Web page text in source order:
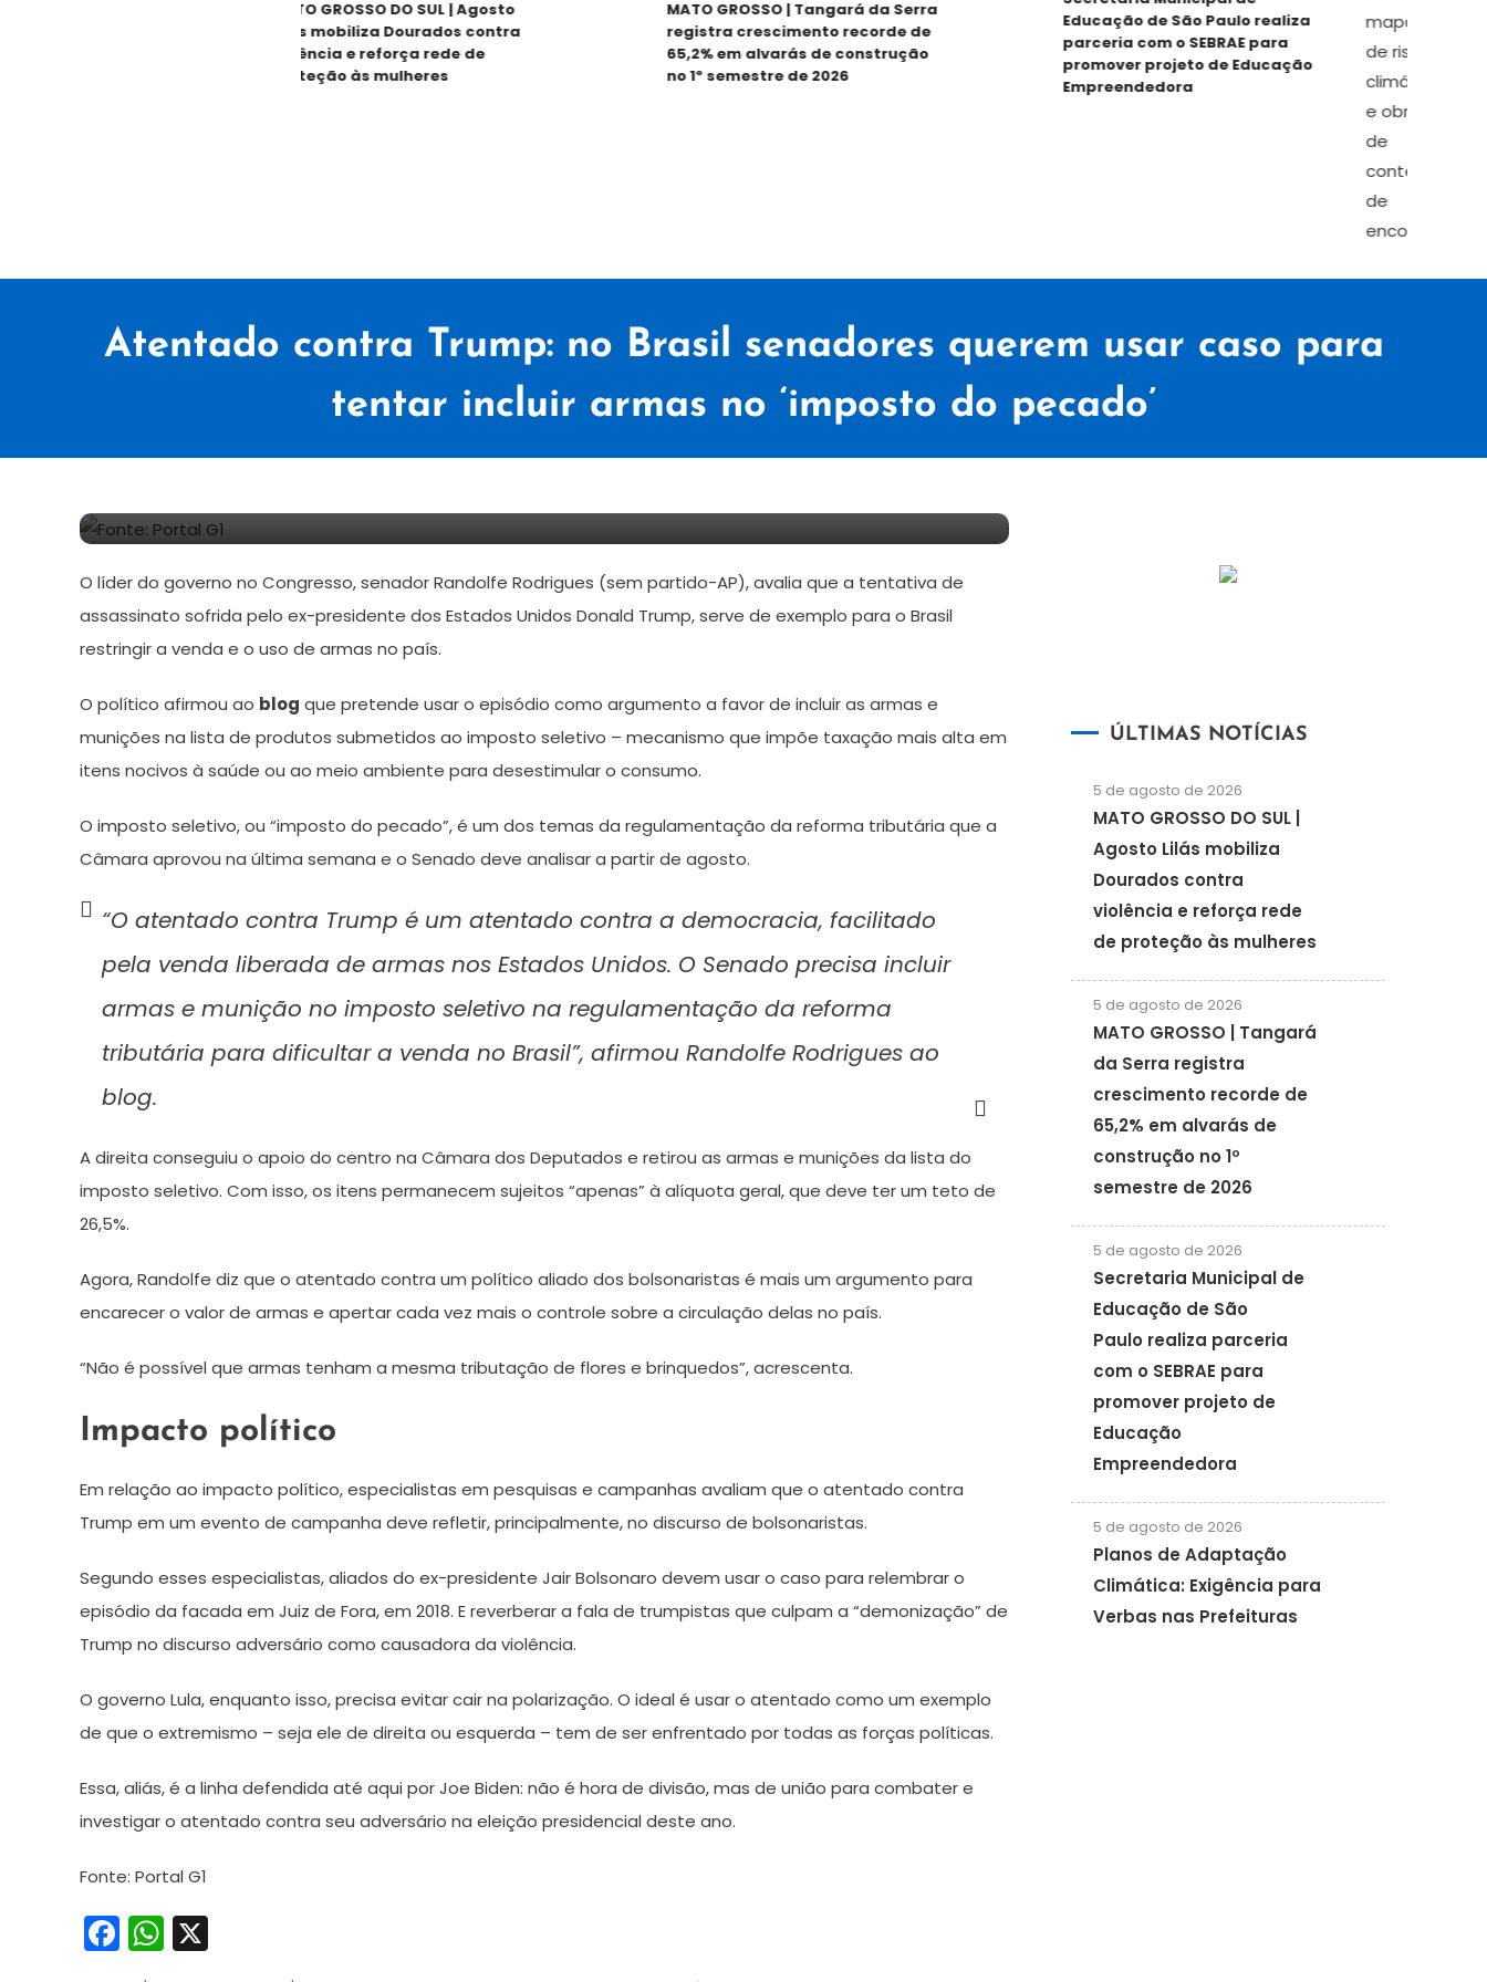
MATO GROSSO DO SUL | Agosto
Lilás mobiliza Dourados contra
violência e reforça rede de
proteção às mulheres
MATO GROSSO | Tangará da Serra
registra crescimento recorde de
65,2% em alvarás de construção
no 1º semestre de 2026
Educação de São Paulo realiza
parceria com o SEBRAE para
promover projeto de Educação
Empreendedora
Atentado contra Trump: no Brasil senadores querem usar caso para
tentar incluir armas no ‘imposto do pecado’
16
julho
de
2024
Redação
O líder do governo no Congresso, senador Randolfe Rodrigues (sem partido-AP), avalia que a tentativa de
assassinato sofrida pelo ex-presidente dos Estados Unidos Donald Trump, serve de exemplo para o Brasil
restringir a venda e o uso de armas no país.
O político afirmou ao blog que pretende usar o episódio como argumento a favor de incluir as armas e
munições na lista de produtos submetidos ao imposto seletivo – mecanismo que impõe taxação mais alta em
itens nocivos à saúde ou ao meio ambiente para desestimular o consumo.
O imposto seletivo, ou “imposto do pecado”, é um dos temas da regulamentação da reforma tributária que a
Câmara aprovou na última semana e o Senado deve analisar a partir de agosto.
“O atentado contra Trump é um atentado contra a democracia, facilitado
pela venda liberada de armas nos Estados Unidos. O Senado precisa incluir
armas e munição no imposto seletivo na regulamentação da reforma
tributária para dificultar a venda no Brasil”, afirmou Randolfe Rodrigues ao
blog.
A direita conseguiu o apoio do centro na Câmara dos Deputados e retirou as armas e munições da lista do
imposto seletivo. Com isso, os itens permanecem sujeitos “apenas” à alíquota geral, que deve ter um teto de
26,5%.
Agora, Randolfe diz que o atentado contra um político aliado dos bolsonaristas é mais um argumento para
encarecer o valor de armas e apertar cada vez mais o controle sobre a circulação delas no país.
“Não é possível que armas tenham a mesma tributação de flores e brinquedos”, acrescenta.
Impacto político
Em relação ao impacto político, especialistas em pesquisas e campanhas avaliam que o atentado contra
Trump em um evento de campanha deve refletir, principalmente, no discurso de bolsonaristas.
Segundo esses especialistas, aliados do ex-presidente Jair Bolsonaro devem usar o caso para relembrar o
episódio da facada em Juiz de Fora, em 2018. E reverberar a fala de trumpistas que culpam a “demonização” de
Trump no discurso adversário como causadora da violência.
O governo Lula, enquanto isso, precisa evitar cair na polarização. O ideal é usar o atentado como um exemplo
de que o extremismo – seja ele de direita ou esquerda – tem de ser enfrentado por todas as forças políticas.
Essa, aliás, é a linha defendida até aqui por Joe Biden: não é hora de divisão, mas de união para combater e
investigar o atentado contra seu adversário na eleição presidencial deste ano.
Fonte: Portal G1
Facebook
WhatsApp
ÚLTIMAS NOTÍCIAS
5 de agosto de 2026
MATO GROSSO DO SUL |
Agosto Lilás mobiliza
Dourados contra
violência e reforça rede
de proteção às mulheres
5 de agosto de 2026
MATO GROSSO | Tangará
da Serra registra
crescimento recorde de
65,2% em alvarás de
construção no 1º
semestre de 2026
5 de agosto de 2026
Secretaria Municipal de
Educação de São
Paulo realiza parceria
com o SEBRAE para
promover projeto de
Educação
Empreendedora
5 de agosto de 2026
Planos de Adaptação
Climática: Exigência para
Verbas nas Prefeituras